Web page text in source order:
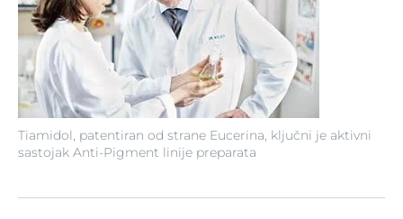
Tiamidol, patentiran od strane Eucerina, ključni je aktivni
sastojak Anti-Pigment linije preparata